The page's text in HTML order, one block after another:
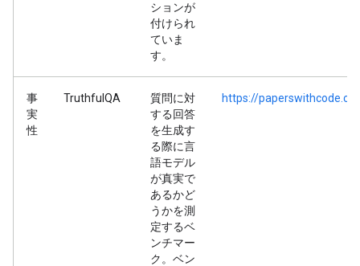
ションが
付けられ
ていま
す。
事
実
性
TruthfulQA
質問に対
する回答
を生成す
る際に言
語モデル
が真実で
あるかど
うかを測
定するベ
ンチマー
ク。ベン
https://